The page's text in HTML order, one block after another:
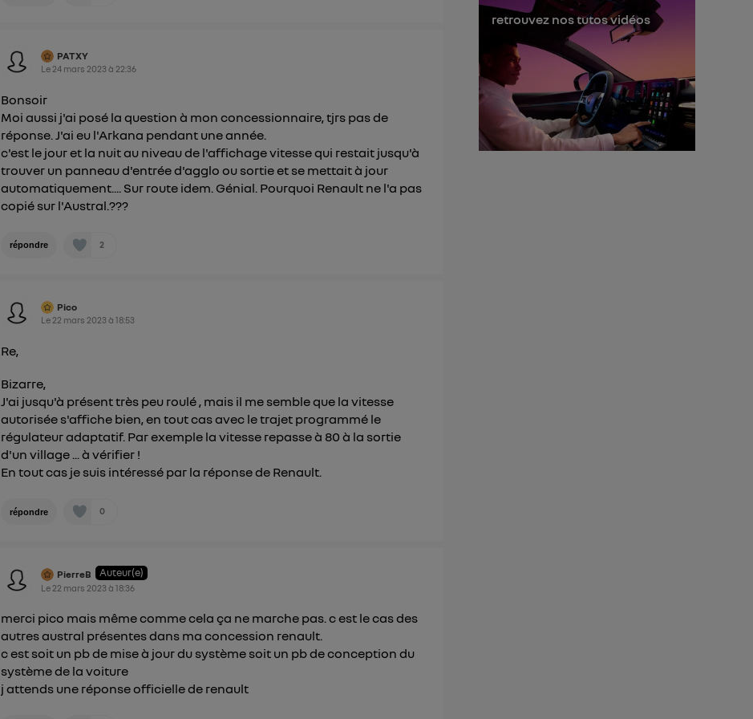
PATXY
Le 24 mars 2023 à 22:36
Bonsoir
Moi aussi j'ai posé la question à mon concessionnaire, tjrs pas de
réponse. J'ai eu l'Arkana pendant une année.
c'est le jour et la nuit au niveau de l'affichage vitesse qui restait jusqu'à
trouver un panneau d'entrée d'agglo ou sortie et se mettait à jour
automatiquement.... Sur route idem. Génial. Pourquoi Renault ne l'a pas
copié sur l'Austral.???
répondre 2
Pico
Le 22 mars 2023 à18:53
Re,
Bizarre,
J'ai jusqu'à présent très peu roulé , mais il me semble que la vitesse
autorisée s'affiche bien, en tout cas avec le trajet programmé le
régulateur adaptatif. Par exemple la vitesse repasse à 80 à la sortie
d'un village ... à vérifier !
En tout cas je suis intéressé par la réponse de Renault.
répondre 0
PierreB Auteur(e)
Le 22 mars 2023 à18:36
merci pico mais même comme cela ça ne marche pas. c est le cas des
autres austral présentes dans ma concession renault.
c est soit un pb de mise à jour du système soit un pb de conception du
système de la voiture
j attends une réponse officielle de renault
retrouvez nos tutos vidéos